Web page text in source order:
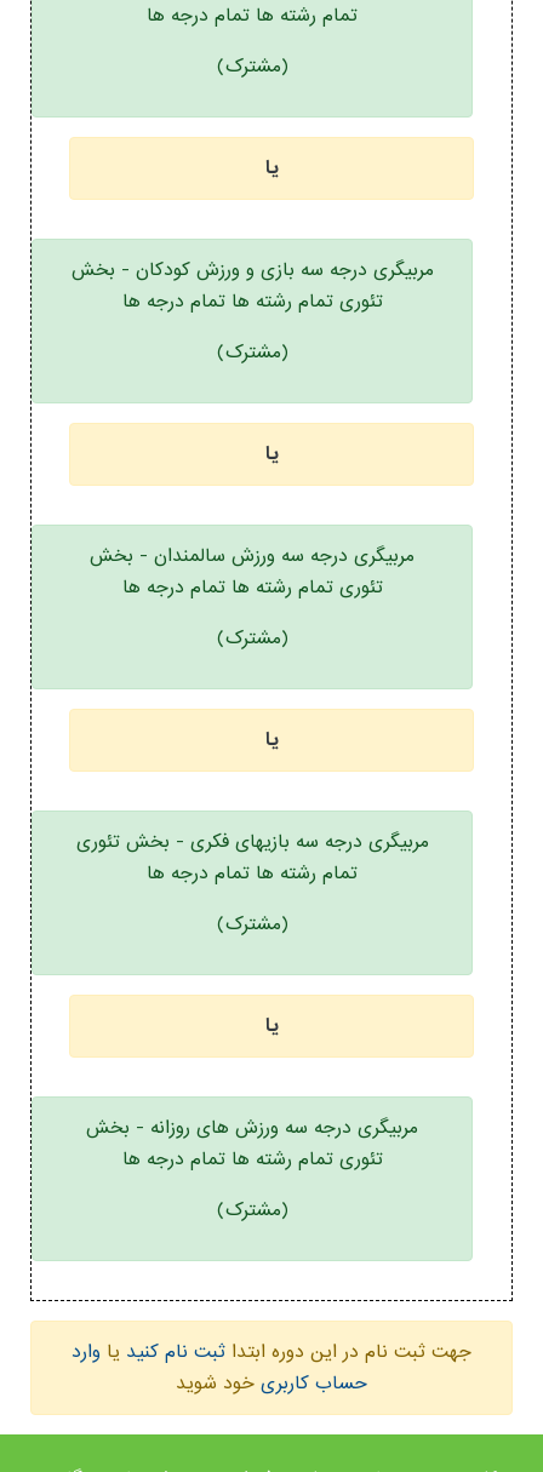
تمام رشته ها تمام درجه ها
(مشترک)
یا
مربیگری درجه سه بازی و ورزش کودکان - بخش
تئوری تمام رشته ها تمام درجه ها
(مشترک)
یا
مربیگری درجه سه ورزش سالمندان - بخش
تئوری تمام رشته ها تمام درجه ها
(مشترک)
یا
مربیگری درجه سه بازیهای فکری - بخش تئوری
تمام رشته ها تمام درجه ها
(مشترک)
یا
مربیگری درجه سه ورزش های روزانه - بخش
تئوری تمام رشته ها تمام درجه ها
(مشترک)
جهت ثبت نام در این دوره ابتدا ثبت نام کنید یا وارد
حساب کاربری خود شوید